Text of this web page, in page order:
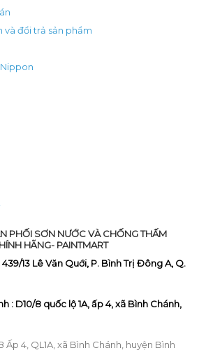
và đổi trả sản phẩm
PHỐI SƠN NƯỚC VÀ CHỐNG THẤM
HÃNG- PAINTMART
13 Lê Văn Quới, P. Bình Trị Đông A, Q.
: D10/8 quốc lộ 1A, ấp 4, xã Bình Chánh,
Ấp 4, QL1A, xã Bình Chánh, huyện Bình